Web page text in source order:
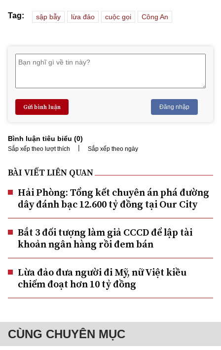
Tag: sập bẫy lừa đảo cuộc gọi Công An
Gửi bình luận Đăng nhập
Bình luận tiêu biểu (0)
Sắp xếp theo lượt thích | Sắp xếp theo ngày
BÀI VIẾT LIÊN QUAN
Hải Phòng: Tổng kết chuyên án phá đường
dây đánh bạc 12.600 tỷ đồng tại Our City
Bắt 3 đối tượng làm giả CCCD để lập tài
khoản ngân hàng rồi đem bán
Lừa đảo đưa người đi Mỹ, nữ Việt kiều
chiếm đoạt hơn 10 tỷ đồng
CÙNG CHUYÊN MỤC